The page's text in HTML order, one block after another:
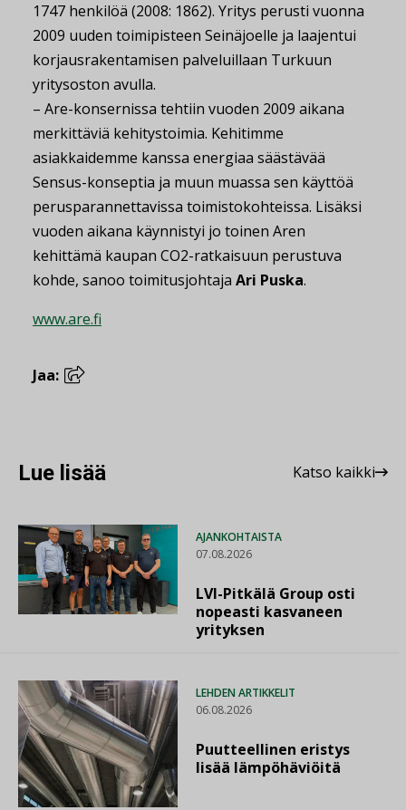
1747 henkilöä (2008: 1862). Yritys perusti vuonna
2009 uuden toimipisteen Seinäjoelle ja laajentui
korjausrakentamisen palveluillaan Turkuun
yritysoston avulla.
– Are-konsernissa tehtiin vuoden 2009 aikana
merkittäviä kehitystoimia. Kehitimme
asiakkaidemme kanssa energiaa säästävää
Sensus-konseptia ja muun muassa sen käyttöä
perusparannettavissa toimistokohteissa. Lisäksi
vuoden aikana käynnistyi jo toinen Aren
kehittämä kaupan CO2-ratkaisuun perustuva
kohde, sanoo toimitusjohtaja Ari Puska.
www.are.fi
Jaa:
Lue lisää Katso kaikki
AJANKOHTAISTA
07.08.2026
LVI-Pitkälä Group osti
nopeasti kasvaneen
yrityksen
LEHDEN ARTIKKELIT
06.08.2026
Puutteellinen eristys
lisää lämpöhäviöitä